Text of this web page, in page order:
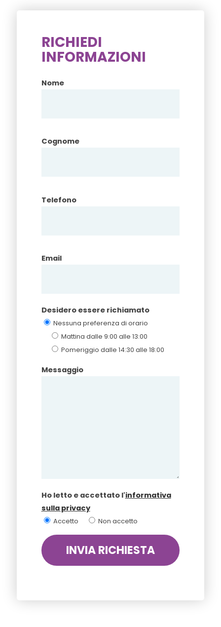
RICHIEDI
INFORMAZIONI
Nome
Cognome
Telefono
Email
Desidero essere richiamato
Nessuna preferenza di orario
Mattina dalle 9:00 alle 13:00
Pomeriggio dalle 14:30 alle 18:00
Messaggio
Ho letto e accettato l'informativa
sulla privacy
Accetto Non accetto